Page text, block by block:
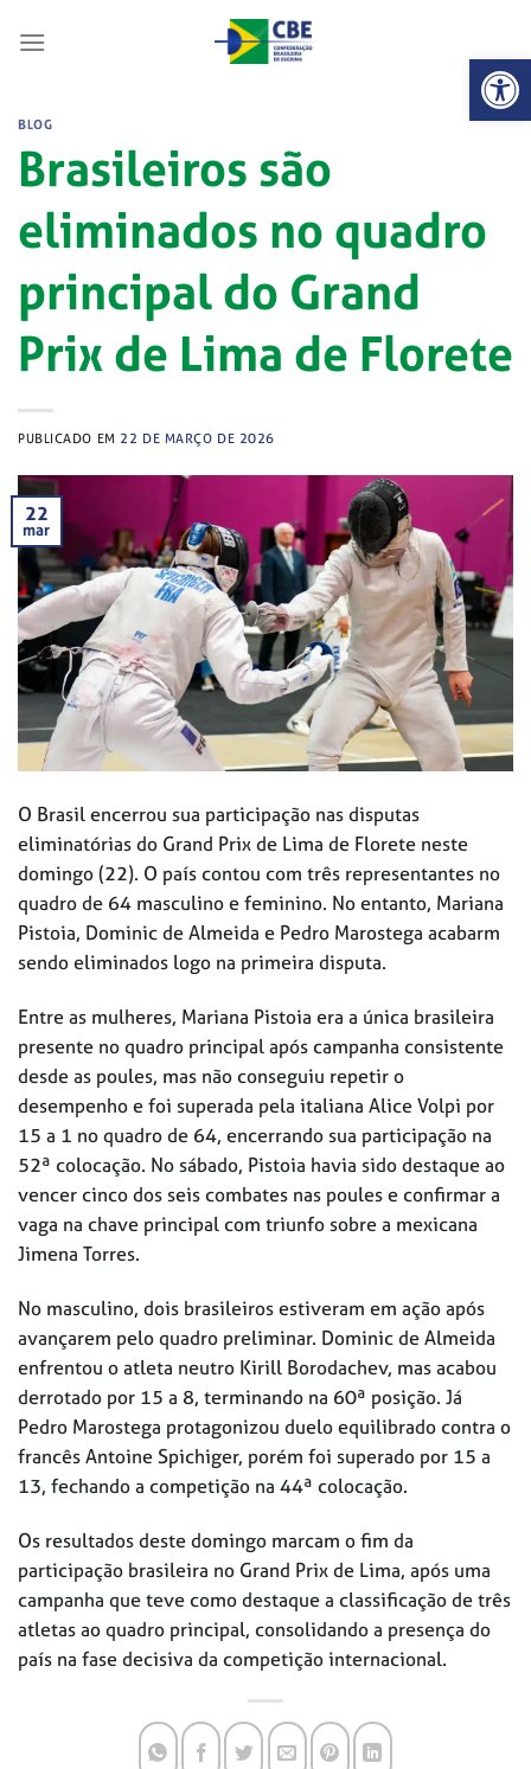
Abrir
BLOG
Brasileiros são
eliminados no quadro
principal do Grand
Prix de Lima de Florete
PUBLICADO EM 22 DE MARÇO DE 2026
22
mar
O Brasil encerrou sua participação nas disputas
eliminatórias do Grand Prix de Lima de Florete neste
domingo (22). O país contou com três representantes no
quadro de 64 masculino e feminino. No entanto, Mariana
Pistoia, Dominic de Almeida e Pedro Marostega acabarm
sendo eliminados logo na primeira disputa.
Entre as mulheres, Mariana Pistoia era a única brasileira
presente no quadro principal após campanha consistente
desde as poules, mas não conseguiu repetir o
desempenho e foi superada pela italiana Alice Volpi por
15 a 1 no quadro de 64, encerrando sua participação na
52ª colocação. No sábado, Pistoia havia sido destaque ao
vencer cinco dos seis combates nas poules e confirmar a
vaga na chave principal com triunfo sobre a mexicana
Jimena Torres.
No masculino, dois brasileiros estiveram em ação após
avançarem pelo quadro preliminar. Dominic de Almeida
enfrentou o atleta neutro Kirill Borodachev, mas acabou
derrotado por 15 a 8, terminando na 60ª posição. Já
Pedro Marostega protagonizou duelo equilibrado contra o
francês Antoine Spichiger, porém foi superado por 15 a
13, fechando a competição na 44ª colocação.
Os resultados deste domingo marcam o fim da
participação brasileira no Grand Prix de Lima, após uma
campanha que teve como destaque a classificação de três
atletas ao quadro principal, consolidando a presença do
país na fase decisiva da competição internacional.